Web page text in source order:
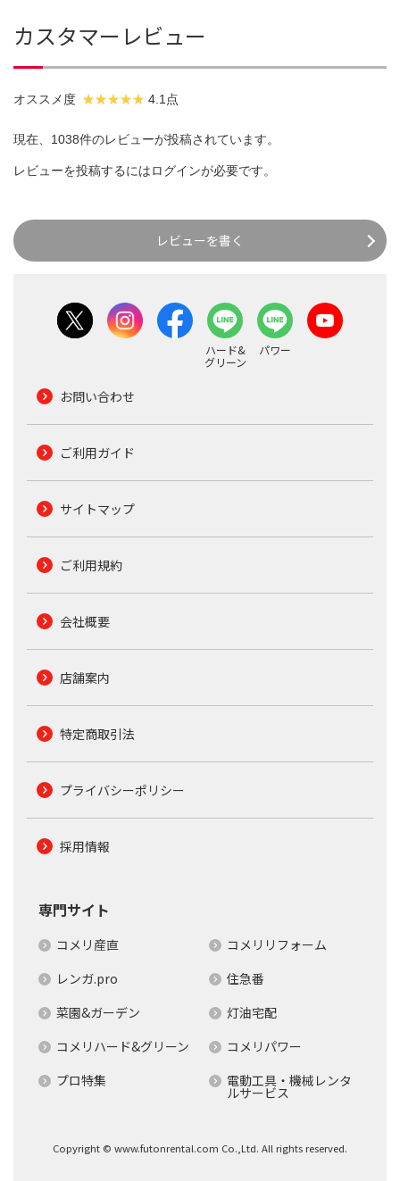
カスタマーレビュー
オススメ度 4.1点
現在、1038件のレビューが投稿されています。
レビューを投稿するにはログインが必要です。
レビューを書く
ハード&
グリーン
パワー
お問い合わせ
ご利用ガイド
サイトマップ
ご利用規約
会社概要
店舗案内
特定商取引法
プライバシーポリシー
採用情報
専門サイト
コメリ産直
コメリリフォーム
レンガ.pro
住急番
菜園&ガーデン
灯油宅配
コメリハード&グリーン
コメリパワー
プロ特集
電動工具・機械レンタ
ルサービス
Copyright © www.futonrental.com Co.,Ltd. All rights reserved.